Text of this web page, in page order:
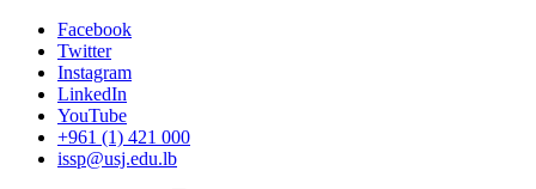
Facebook
Twitter
Instagram
LinkedIn
YouTube
+961 (1) 421 000
issp@usj.edu.lb